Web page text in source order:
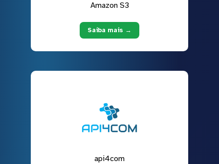
Amazon S3
Saiba mais →
api4com